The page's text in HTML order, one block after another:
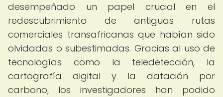
desempeñado un papel crucial en el
redescubrimiento de antiguas rutas
comerciales transafricanas que habían sido
olvidadas o subestimadas. Gracias al uso de
tecnologías como la teledetección, la
cartografía digital y la datación por
carbono, los investigadores han podido